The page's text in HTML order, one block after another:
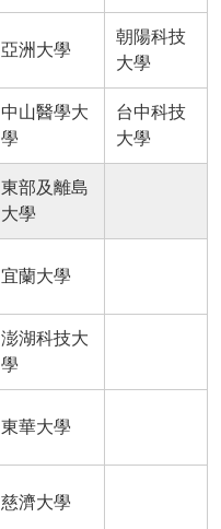
亞洲大學
朝陽科技
大學
中山醫學大
學
台中科技
大學
東部及離島
大學
宜蘭大學
澎湖科技大
學
東華大學
慈濟大學